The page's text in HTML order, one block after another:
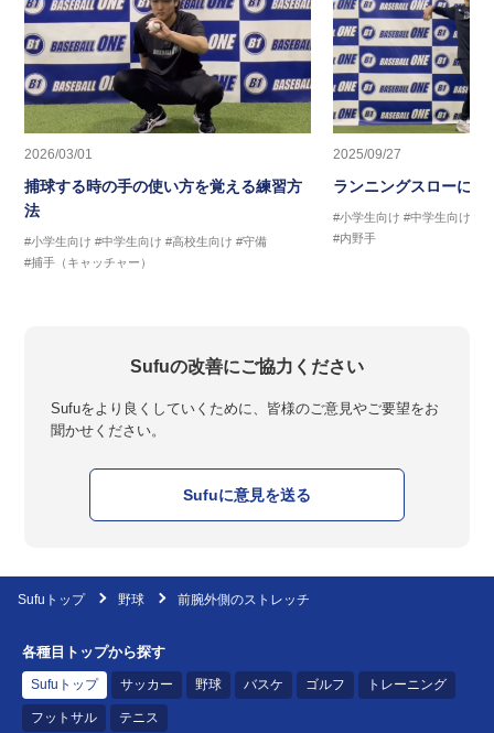
2026/03/01
捕球する時の手の使い方を覚える練習方
法
#小学生向け #中学生向け #高校生向け #守備
#捕手（キャッチャー）
2025/09/27
ランニングスローに繋
#小学生向け #中学生向け
#内野手
Sufuの改善にご協力ください
Sufuをより良くしていくために、皆様のご意見やご要望をお
聞かせください。
Sufuに意見を送る
Sufuトップ 野球 前腕外側のストレッチ
各種目トップから探す
Sufuトップ サッカー 野球 バスケ ゴルフ トレーニング
フットサル テニス